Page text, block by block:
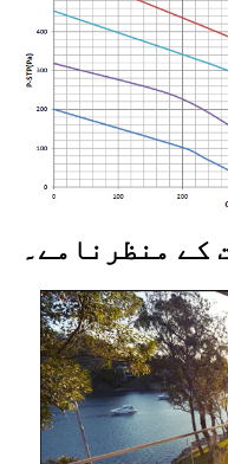
کے منظرنامے۔